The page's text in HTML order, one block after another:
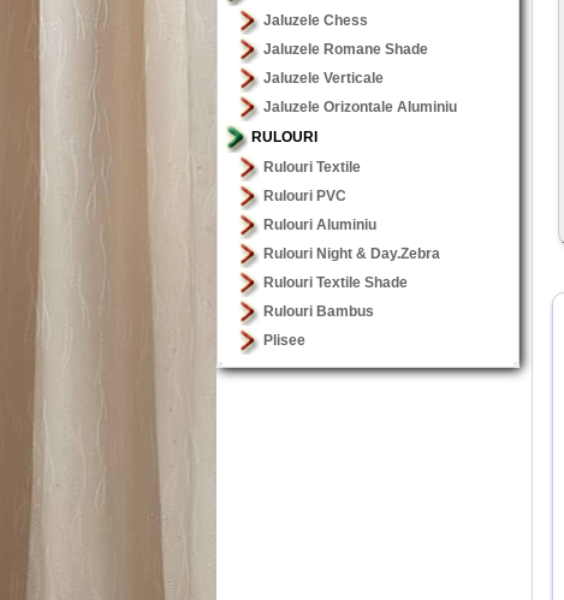
Jaluzele Chess
Jaluzele Romane Shade
Jaluzele Verticale
Jaluzele Orizontale Aluminiu
RULOURI
Rulouri Textile
Rulouri PVC
Rulouri Aluminiu
Rulouri Night & Day.Zebra
Rulouri Textile Shade
Rulouri Bambus
Plisee